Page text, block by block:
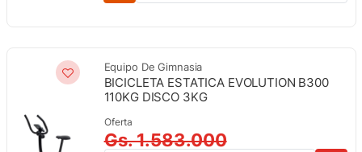
Equipo De Gimnasia
BICICLETA ESTATICA EVOLUTION B300
110KG DISCO 3KG
Oferta
Gs. 1.583.000